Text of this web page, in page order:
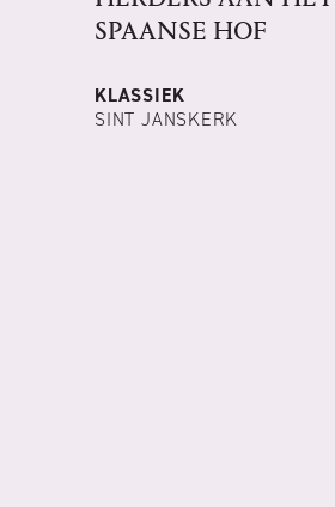
SPAANSE HOF
KLASSIEK
SINT JANSKERK